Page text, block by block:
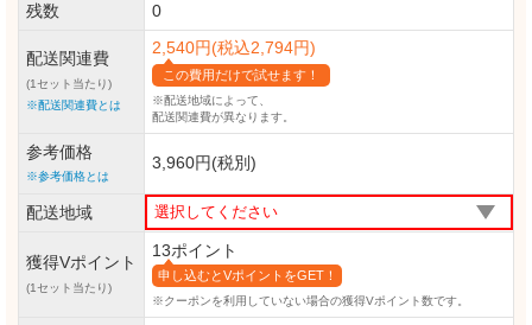
残数
0
配送関連費
(1セット当たり)
※配送関連費とは
2,540円(税込2,794円)
この費用だけで試せます！
※配送地域によって、
配送関連費が異なります。
参考価格
※参考価格とは
3,960円(税別)
配送地域
獲得Vポイント
(1セット当たり)
13ポイント
申し込むとVポイントをGET！
※クーポンを利用していない場合の獲得Vポイント数です。